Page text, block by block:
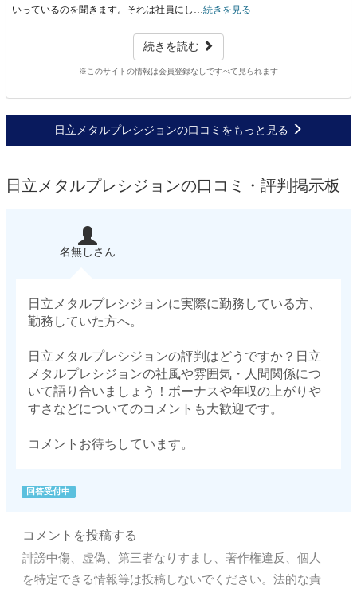
いっているのを聞きます。それは社員にし…続きを見る
続きを読む
※このサイトの情報は会員登録なしですべて見られます
日立メタルプレシジョンの口コミをもっと見る
日立メタルプレシジョンの口コミ・評判掲示板
名無しさん
日立メタルプレシジョンに実際に勤務している方、
勤務していた方へ。
日立メタルプレシジョンの評判はどうですか？日立
メタルプレシジョンの社風や雰囲気・人間関係につ
いて語り合いましょう！ボーナスや年収の上がりや
すさなどについてのコメントも大歓迎です。
コメントお待ちしています。
回答受付中
コメントを投稿する
誹謗中傷、虚偽、第三者なりすまし、著作権違反、個人
を特定できる情報等は投稿しないでください。法的な責